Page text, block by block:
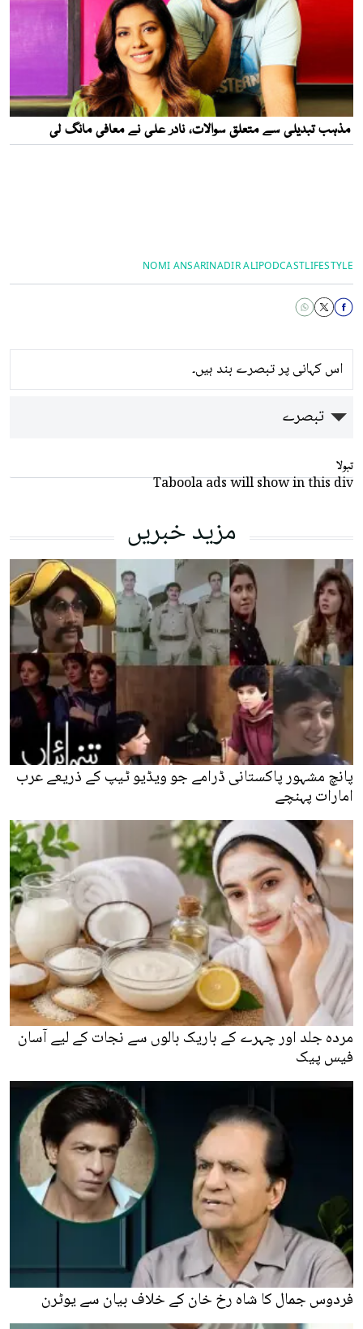
LIFESTYLE
PODCAST
NADIR ALI
NOMI ANSARI
اس کہانی پر تبصرے بند ہیں۔
تبصرے
تبولا
Taboola ads will show in this div
مزید خبریں
پانچ مشہور پاکستانی ڈرامے جو ویڈیو ٹیپ کے ذریعے عرب
امارات پہنچے
مردہ جلد اور چہرے کے باریک بالوں سے نجات کے لیے آسان
فیس پیک
فردوس جمال کا شاہ رخ خان کے خلاف بیان سے یوٹرن